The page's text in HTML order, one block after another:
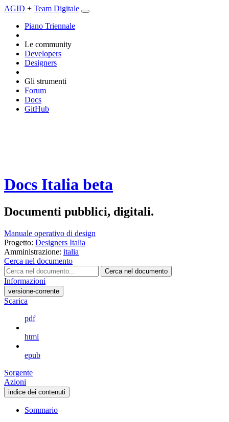
AGID + Team Digitale
Piano Triennale
Le community
Developers
Designers
Gli strumenti
Forum
Docs
GitHub
Docs Italia beta
Documenti pubblici, digitali.
Manuale operativo di design
Progetto: Designers Italia
Amministrazione: italia
Cerca nel documento
Cerca nel documento
Informazioni
versione-corrente
Scarica
pdf
html
epub
Sorgente
Azioni
indice dei contenuti
Sommario